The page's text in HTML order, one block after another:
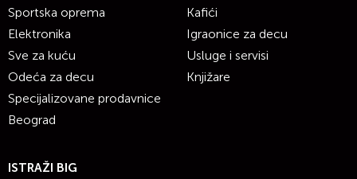
Sportska oprema
Elektronika
Sve za kuću
Odeća za decu
Specijalizovane prodavnice
Beograd
Kafići
Igraonice za decu
Usluge i servisi
Knjižare
ISTRAŽI BIG